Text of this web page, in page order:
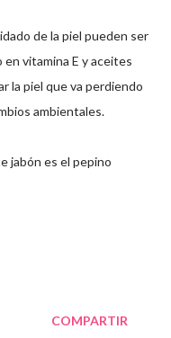
vitamina E y aceites
la piel que va perdiendo
ambientales.
jabón es el pepino
COMPARTIR